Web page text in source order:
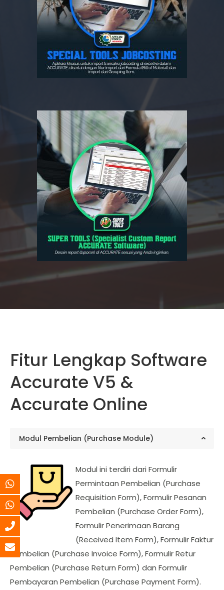
Fitur Lengkap Software
Accurate V5 &
Accurate Online
Modul Pembelian (Purchase Module)
Modul ini terdiri dari Formulir
Permintaan Pembelian (Purchase
Requisition Form), Formulir Pesanan
Pembelian (Purchase Order Form),
Formulir Penerimaan Barang
(Received Item Form), Formulir Faktur
Pembelian (Purchase Invoice Form), Formulir Retur
Pembelian (Purchase Return Form) dan Formulir
Pembayaran Pembelian (Purchase Payment Form).